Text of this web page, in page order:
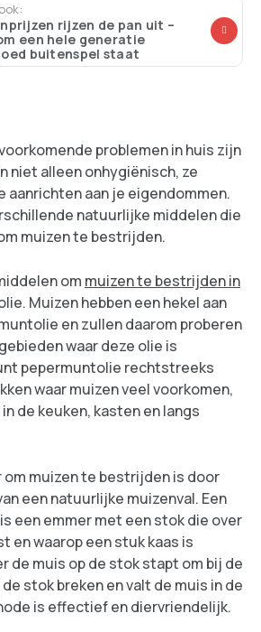
rijzen de pan uit –
een hele generatie
buitenspel staat
problemen in huis zijn
niet alleen onhygiënisch, ze
aanrichten aan je eigendommen.
natuurlijke middelen die
muizen te bestrijden.
om muizen te bestrijden in
Muizen hebben een hekel aan
en zullen daarom proberen
waar deze olie is
pepermuntolie rechtstreeks
waar muizen veel voorkomen,
de keuken, kasten en langs
om muizen te bestrijden is door
een natuurlijke muizenval. Een
een emmer met een stok die over
en waarop een stuk kaas is
de muis op de stok stapt om bij de
stok breken en valt de muis in de
is effectief en diervriendelijk.